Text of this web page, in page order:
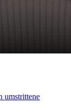
umstrittene